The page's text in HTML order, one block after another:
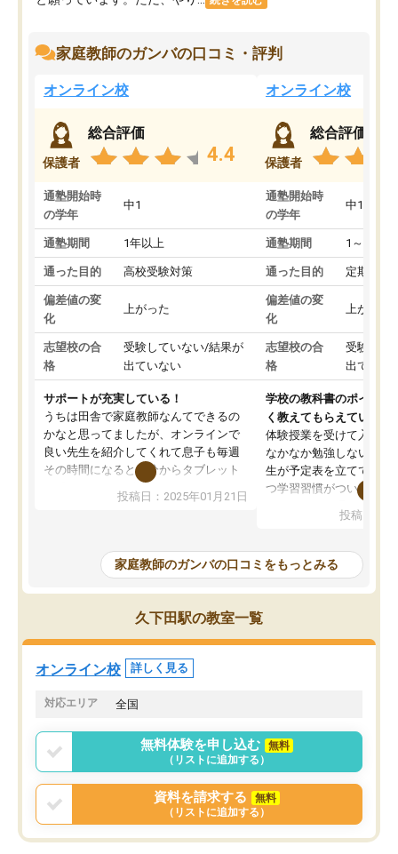
家庭教師のガンバの口コミ・評判
オンライン校
保護者
総合評価
4.4
通塾開始時
の学年
中1
通塾期間 1年以上
通った目的 高校受験対策
偏差値の変
化
上がった
志望校の合
格
受験していない/結果が
出ていない
サポートが充実している！
うちは田舎で家庭教師なんてできるの
かなと思ってましたが、オンラインで
良い先生を紹介してくれて息子も毎週
その時間になると自分からタブレット
を開いてzoomを繋げるようになりまし
た！5科目なんでもOKなのもとても気
めて1年ほどだった今では平均点以上の
科目が増えてきました！あと1年受験ま
であるので無料の週末教室を使用しな
がら頑張って欲しいと思います！
投稿日：2025年01月21日
オンライン校
保護者
総合評価
通塾開始時
の学年
中1
通塾期間 1～3ヵ月
通った目的 定期テス
偏差値の変
化
上がった
志望校の合
格
受験して
出ていな
学校の教科書のポイント
く教えてもらえている
体験授業を受けて入塾し
なかなか勉強しない息子
生が予定表を立ててくれ
つ学習習慣がついてきま
指導が無い日も予定表
問できるのでとても助か
投稿日：
家庭教師のガンバの口コミをもっとみる
久下田駅の教室一覧
オンライン校 詳しく見る
対応エリア 全国
無料体験を申し込む
無料
（リストに追加する）
資料を請求する
無料
（リストに追加する）